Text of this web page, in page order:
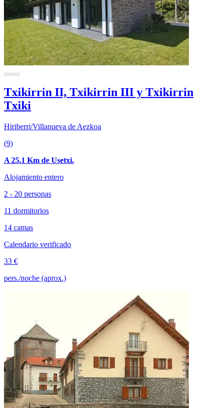
Txikirrin II, Txikirrin III y Txikirrin
Txiki
Hiriberri/Villanueva de Aezkoa
(9)
A 25.1 Km de Usetxi.
Alojamiento entero
2 - 20 personas
11 dormitorios
14 camas
Calendario verificado
33 €
pers./noche (aprox.)